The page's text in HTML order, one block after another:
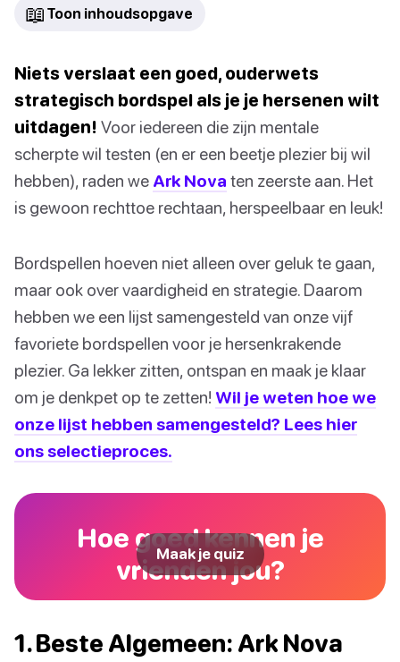
📖 Toon inhoudsopgave
Niets verslaat een goed, ouderwets
strategisch bordspel als je je hersenen wilt
uitdagen! Voor iedereen die zijn mentale
scherpte wil testen (en er een beetje plezier bij wil
hebben), raden we Ark Nova ten zeerste aan. Het
is gewoon rechttoe rechtaan, herspeelbaar en leuk!
Bordspellen hoeven niet alleen over geluk te gaan,
maar ook over vaardigheid en strategie. Daarom
hebben we een lijst samengesteld van onze vijf
favoriete bordspellen voor je hersenkrakende
plezier. Ga lekker zitten, ontspan en maak je klaar
om je denkpet op te zetten! Wil je weten hoe we
onze lijst hebben samengesteld? Lees hier
ons selectieproces.
Hoe goed kennen je
vrienden jou?
Maak je quiz
1. Beste Algemeen: Ark Nova